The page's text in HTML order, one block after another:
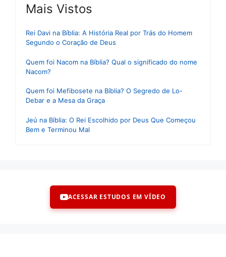
Mais Vistos
Rei Davi na Bíblia: A História Real por Trás do Homem
Segundo o Coração de Deus
Quem foi Nacom na Bíblia? Qual o significado do nome
Nacom?
Quem foi Mefibosete na Bíblia? O Segredo de Lo-
Debar e a Mesa da Graça
Jeú na Bíblia: O Rei Escolhido por Deus Que Começou
Bem e Terminou Mal
ACESSAR ESTUDOS EM VÍDEO